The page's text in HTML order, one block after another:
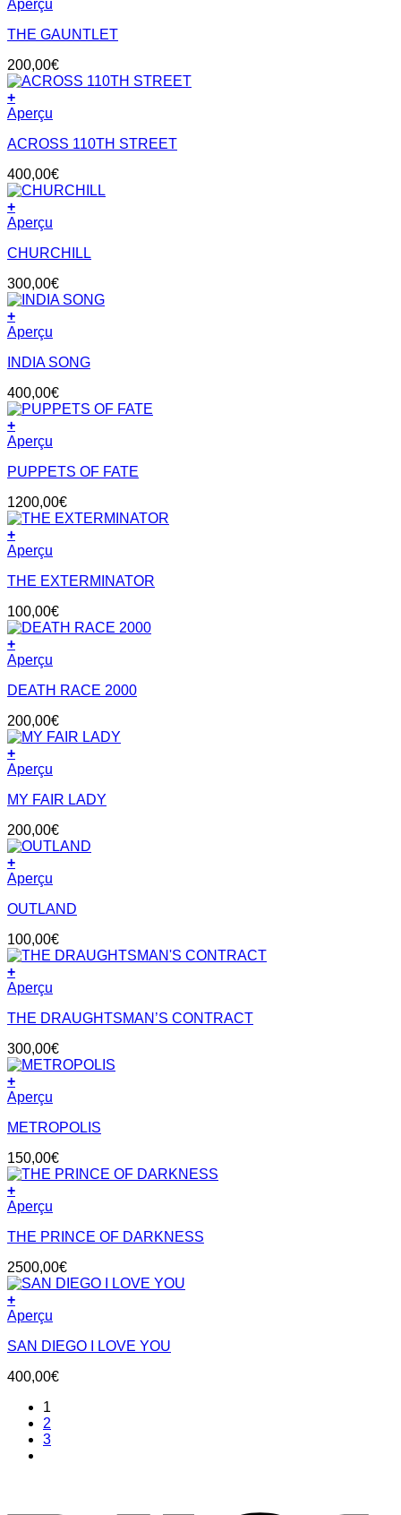
Aperçu
THE GAUNTLET
200,00€
+
Aperçu
ACROSS 110TH STREET
400,00€
+
Aperçu
CHURCHILL
300,00€
+
Aperçu
INDIA SONG
400,00€
+
Aperçu
PUPPETS OF FATE
1200,00€
+
Aperçu
THE EXTERMINATOR
100,00€
+
Aperçu
DEATH RACE 2000
200,00€
+
Aperçu
MY FAIR LADY
200,00€
+
Aperçu
OUTLAND
100,00€
+
Aperçu
THE DRAUGHTSMAN’S CONTRACT
300,00€
+
Aperçu
METROPOLIS
150,00€
+
Aperçu
THE PRINCE OF DARKNESS
2500,00€
+
Aperçu
SAN DIEGO I LOVE YOU
400,00€
1
2
3